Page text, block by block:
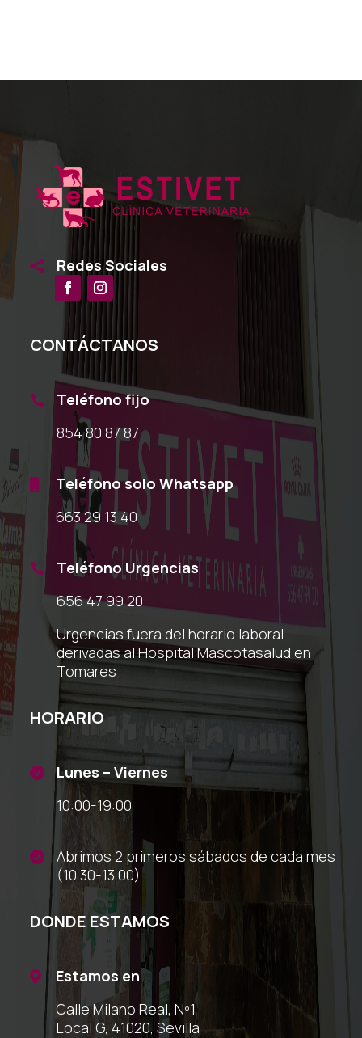
 Redes Sociales
CONTÁCTANOS

Teléfono fijo
854 80 87 87
Teléfono solo Whatsapp
663 29 13 40

Teléfono Urgencias
656 47 99 20
Urgencias fuera del horario laboral
derivadas al Hospital Mascotasalud en
Tomares
HORARIO

Lunes – Viernes
10:00-19:00

Abrimos 2 primeros sábados de cada mes
(10.30-13.00)
DONDE ESTAMOS

Estamos en
Calle Milano Real, Nº1
Local G, 41020, Sevilla